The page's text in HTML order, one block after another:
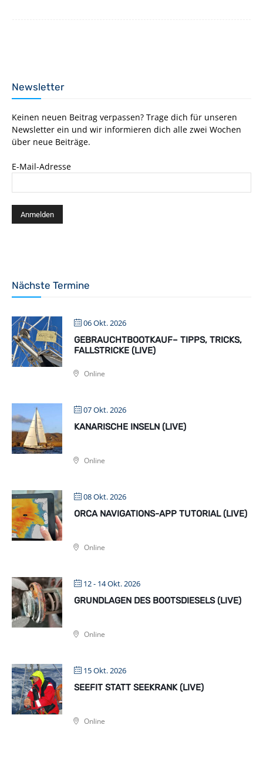
Newsletter
Keinen neuen Beitrag verpassen? Trage dich für unseren
Newsletter ein und wir informieren dich alle zwei Wochen
über neue Beiträge.
E-Mail-Adresse
Nächste Termine
06 Okt. 2026
GEBRAUCHTBOOTKAUF– TIPPS, TRICKS,
FALLSTRICKE (LIVE)
Online
07 Okt. 2026
KANARISCHE INSELN (LIVE)
Online
08 Okt. 2026
ORCA NAVIGATIONS-APP TUTORIAL (LIVE)
Online
12 - 14 Okt. 2026
GRUNDLAGEN DES BOOTSDIESELS (LIVE)
Online
15 Okt. 2026
SEEFIT STATT SEEKRANK (LIVE)
Online